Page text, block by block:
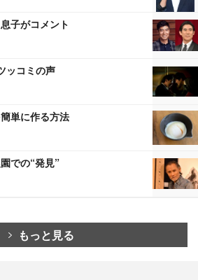
子がコメント
ッコミの声
単に作る方法
での“発見”
もっと見る